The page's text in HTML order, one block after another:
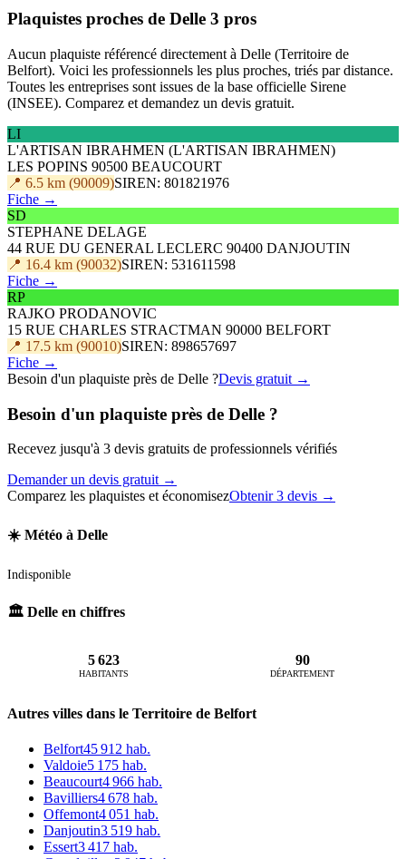
Plaquistes proches de Delle 3 pros
Aucun plaquiste référencé directement à Delle (Territoire de
Belfort). Voici les professionnels les plus proches, triés par distance.
Toutes les entreprises sont issues de la base officielle Sirene
(INSEE). Comparez et demandez un devis gratuit.
LI
L'ARTISAN IBRAHMEN (L'ARTISAN IBRAHMEN)
LES POPINS 90500 BEAUCOURT
📍 6.5 km (90009)SIREN: 801821976
Fiche →
SD
STEPHANE DELAGE
44 RUE DU GENERAL LECLERC 90400 DANJOUTIN
📍 16.4 km (90032)SIREN: 531611598
Fiche →
RP
RAJKO PRODANOVIC
15 RUE CHARLES STRACTMAN 90000 BELFORT
📍 17.5 km (90010)SIREN: 898657697
Fiche →
Besoin d'un plaquiste près de Delle ?Devis gratuit →
Besoin d'un plaquiste près de Delle ?
Recevez jusqu'à 3 devis gratuits de professionnels vérifiés
Demander un devis gratuit →
Comparez les plaquistes et économisezObtenir 3 devis →
☀️ Météo à Delle
Indisponible
🏛️ Delle en chiffres
5 623
HABITANTS
90
DÉPARTEMENT
Autres villes dans le Territoire de Belfort
Belfort45 912 hab.
Valdoie5 175 hab.
Beaucourt4 966 hab.
Bavilliers4 678 hab.
Offemont4 051 hab.
Danjoutin3 519 hab.
Essert3 417 hab.